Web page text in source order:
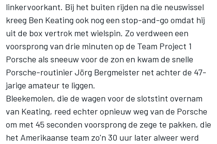
linkervoorkant. Bij het buiten rijden na die neuswissel
kreeg Ben Keating ook nog een stop-and-go omdat hij
uit de box vertrok met wielspin. Zo verdween een
voorsprong van drie minuten op de Team Project 1
Porsche als sneeuw voor de zon en kwam de snelle
Porsche-routinier Jörg Bergmeister net achter de 47-
jarige amateur te liggen.
Bleekemolen, die de wagen voor de slotstint overnam
van Keating, reed echter opnieuw weg van de Porsche
om met 45 seconden voorsprong de zege te pakken, die
het Amerikaanse team zo'n 30 uur later alweer werd